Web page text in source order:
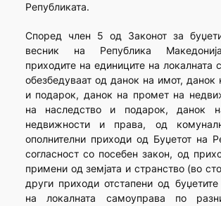
Републиката.
Според член 5 од Законот за
весник на Република
приходите на единиците на локалната
обезбедуваат од данок на имот, данок
и подарок, данок на промет на
на наследство и подарок, данок
недвижности и права, од
ополнителни приходи од Буџетот на
согласност со посебен закон, од
примени од земјата и странство (во
други приходи отстапени од
на локалната самоуправа по